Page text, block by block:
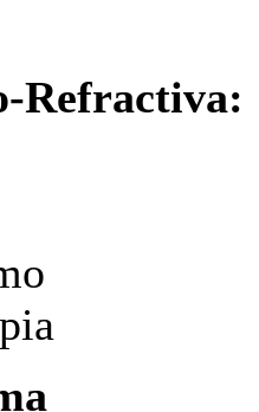
Refractiva: